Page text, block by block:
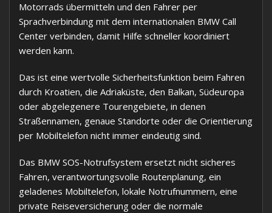
Motorrads übermitteln und den Fahrer per
Sprachverbindung mit dem internationalen BMW Call
Center verbinden, damit Hilfe schneller koordiniert
werden kann.
Das ist eine wertvolle Sicherheitsfunktion beim Fahren
durch Kroatien, die Adriaküste, den Balkan, Südeuropa
oder abgelegenere Tourengebiete, in denen
Straßennamen, genaue Standorte oder die Orientierung
per Mobiltelefon nicht immer eindeutig sind.
Das BMW SOS-Notrufsystem ersetzt nicht sicheres
Fahren, verantwortungsvolle Routenplanung, ein
geladenes Mobiltelefon, lokale Notrufnummern, eine
private Reiseversicherung oder die normale